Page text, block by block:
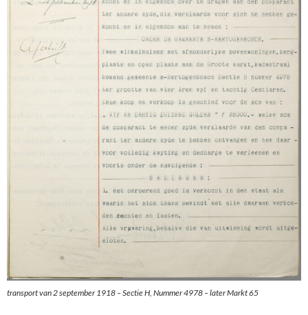
transport van 2 september 1918 – Sectie H, Nummer 4978 – later Markt 65